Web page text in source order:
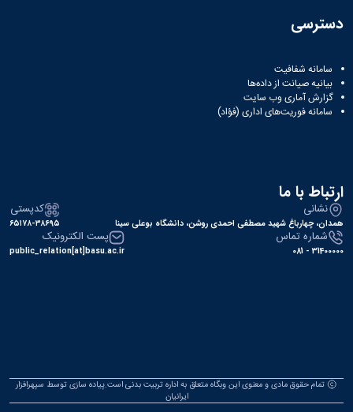
دسترسی
سامانه شفافیت
بیانیه صیانت از داده‌ها
گزارش آماری وب‌ سایت
سامانه فوریت‌های اداری (فؤاد)
ارتباط با ما
نشانی
همدان، چهارباغ شهید مصطفی احمدی روشن، دانشگاه بوعلی سینا
کدپستی
۶۵۱۷۸-۳۸۶۹۵
شماره تماس
31400000 - 081
پست الکترونیک
public_relation[at]basu.ac.ir
تمام حقوق مادی و معنوی این وبگاه متعلق به اداره تربیت بدنی است.پیاده سازی توسط سپهرافزار
ایرانیان